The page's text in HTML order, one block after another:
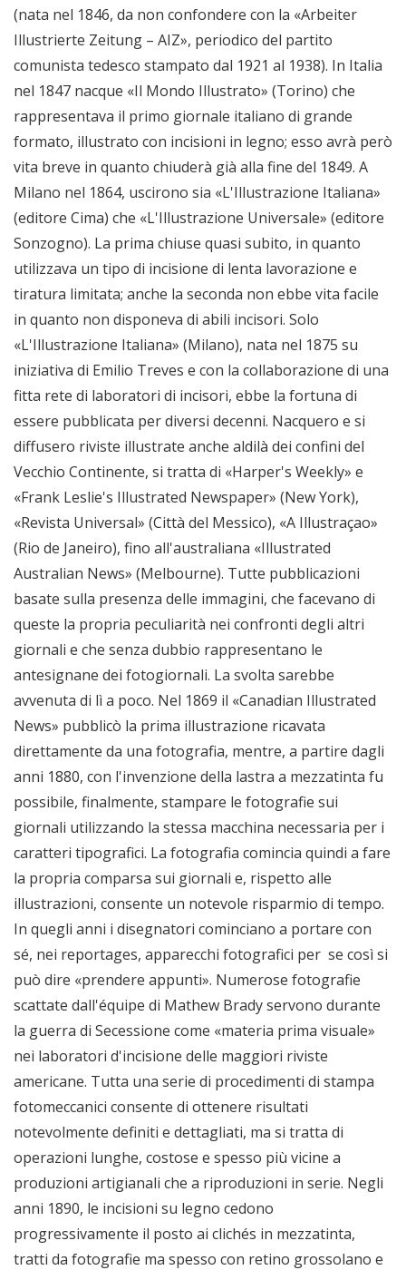
(nata nel 1846, da non confondere con la «Arbeiter
Illustrierte Zeitung – AIZ», periodico del partito
comunista tedesco stampato dal 1921 al 1938). In Italia
nel 1847 nacque «Il Mondo Illustrato» (Torino) che
rappresentava il primo giornale italiano di grande
formato, illustrato con incisioni in legno; esso avrà però
vita breve in quanto chiuderà già alla fine del 1849. A
Milano nel 1864, uscirono sia «L'Illustrazione Italiana»
(editore Cima) che «L'Illustrazione Universale» (editore
Sonzogno). La prima chiuse quasi subito, in quanto
utilizzava un tipo di incisione di lenta lavorazione e
tiratura limitata; anche la seconda non ebbe vita facile
in quanto non disponeva di abili incisori. Solo
«L'Illustrazione Italiana» (Milano), nata nel 1875 su
iniziativa di Emilio Treves e con la collaborazione di una
fitta rete di laboratori di incisori, ebbe la fortuna di
essere pubblicata per diversi decenni. Nacquero e si
diffusero riviste illustrate anche aldilà dei confini del
Vecchio Continente, si tratta di «Harper's Weekly» e
«Frank Leslie's Illustrated Newspaper» (New York),
«Revista Universal» (Città del Messico), «A Illustraçao»
(Rio de Janeiro), fino all'australiana «Illustrated
Australian News» (Melbourne). Tutte pubblicazioni
basate sulla presenza delle immagini, che facevano di
queste la propria peculiarità nei confronti degli altri
giornali e che senza dubbio rappresentano le
antesignane dei fotogiornali. La svolta sarebbe
avvenuta di lì a poco. Nel 1869 il «Canadian Illustrated
News» pubblicò la prima illustrazione ricavata
direttamente da una fotografia, mentre, a partire dagli
anni 1880, con l'invenzione della lastra a mezzatinta fu
possibile, finalmente, stampare le fotografie sui
giornali utilizzando la stessa macchina necessaria per i
caratteri tipografici. La fotografia comincia quindi a fare
la propria comparsa sui giornali e, rispetto alle
illustrazioni, consente un notevole risparmio di tempo.
In quegli anni i disegnatori cominciano a portare con
sé, nei reportages, apparecchi fotografici per se così si
può dire «prendere appunti». Numerose fotografie
scattate dall'équipe di Mathew Brady servono durante
la guerra di Secessione come «materia prima visuale»
nei laboratori d'incisione delle maggiori riviste
americane. Tutta una serie di procedimenti di stampa
fotomeccanici consente di ottenere risultati
notevolmente definiti e dettagliati, ma si tratta di
operazioni lunghe, costose e spesso più vicine a
produzioni artigianali che a riproduzioni in serie. Negli
anni 1890, le incisioni su legno cedono
progressivamente il posto ai clichés in mezzatinta,
tratti da fotografie ma spesso con retino grossolano e